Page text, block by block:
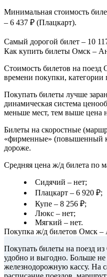
Минимальная стоимость
– 6 437 ₽ (Плацкарт).
Самый дорогой билет – 10
Как купить билеты Омск –
Стоимость билетов на поезд
времени покупки, категории
Покупать билеты лучше
динамическая система
меньше мест, тем выше цена
Билеты на скоростные
«фирменные» (повышенный
дороже.
Средняя цена ж/д билета по
Сидячий – нет;
Плацкарт – 6 920 ₽;
Купе – 8 256 ₽;
Люкс – нет;
Мягкий – нет.
Покупка ж/д билетов Омск –
Покупать билеты на поезд
удобно и выгодно. Больше не
железнодорожную кассу. На